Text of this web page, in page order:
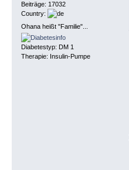
Beiträge: 17032
Country:
Ohana heißt "Familie"...
Diabetestyp: DM 1
Therapie: Insulin-Pumpe